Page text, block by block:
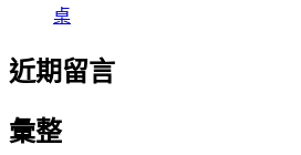
桌
近期留言
彙整